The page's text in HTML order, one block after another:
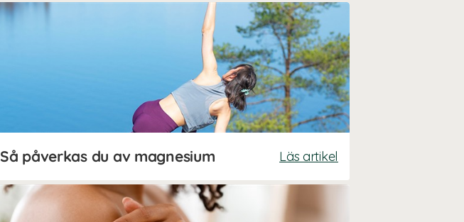
Så påverkas du av magnesium Läs artikel